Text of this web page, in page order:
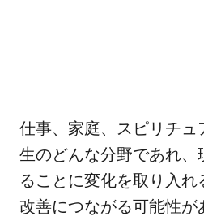
仕事、家庭、スピリチュ
生のどんな分野であれ、
ることに変化を取り入
改善につながる可能性が